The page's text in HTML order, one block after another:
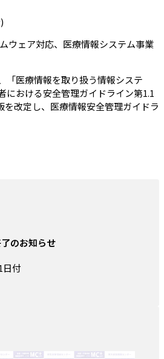
ウェア対応、医療情報システム事業
「医療情報を取り扱う情報システ
における安全管理ガイドライン第1.1
を改定し、医療情報安全管理ガイドラ
のお知らせ
日付